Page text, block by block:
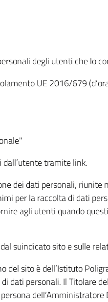
degli utenti che lo
UE 2016/679
tramite link.
dei dati personali, riunite
per la raccolta di dati
agli utenti quando
suindicato sito e sulle
sito è dell’Istituto
dati personali. Il Titolare